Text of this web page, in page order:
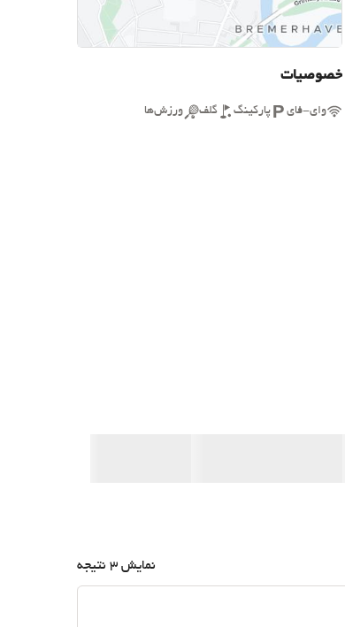
خصوصیات
وای-فای پارکینگ گلف ورزش‌ها
نمایش 3 نتیجه